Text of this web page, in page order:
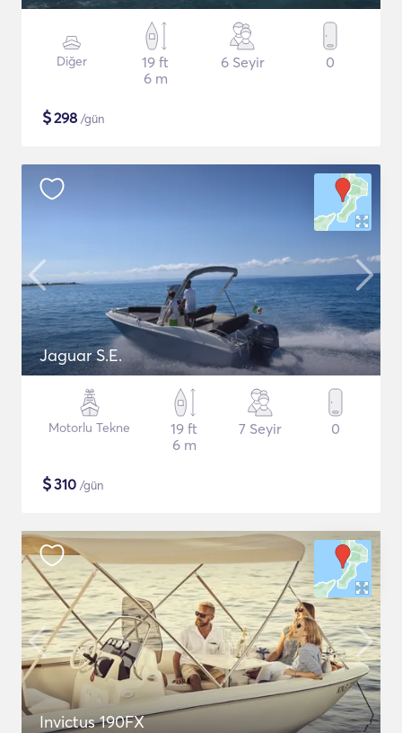
Diğer
19 ft
6 m
6 Seyir 0
$298 /gün
Jaguar S.E.
Motorlu Tekne
19 ft
6 m
7 Seyir 0
$310 /gün
Invictus 190FX